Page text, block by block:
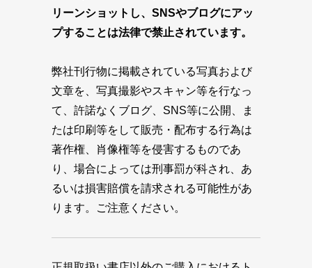
リーンショットし、SNSやブログにアッ
プすることは法律で禁止されています。
弊社刊行物に掲載されている写真および
文章を、写真撮影やスキャン等を行なっ
て、許諾なくブログ、SNS等に公開、ま
たは印刷等をして販売・配布する行為は
著作権、肖像権等を侵害するものであ
り、場合によっては刑事罰が科され、あ
るいは損害賠償を請求される可能性があ
ります。ご注意ください。